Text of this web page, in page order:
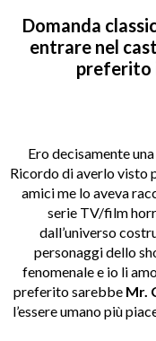
Domanda
entrare nel
preferito
Ero decisamente una
Ricordo di averlo visto
amici me lo aveva
serie TV/film
dall’universo
personaggi dello
fenomenale e io li
preferito sarebbe Mr.
l’essere umano più